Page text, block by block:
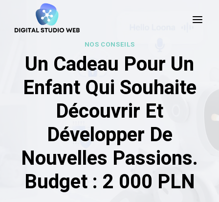
content
NOS CONSEILS
Un Cadeau Pour Un
Enfant Qui Souhaite
Découvrir Et
Développer De
Nouvelles Passions.
Budget : 2 000 PLN